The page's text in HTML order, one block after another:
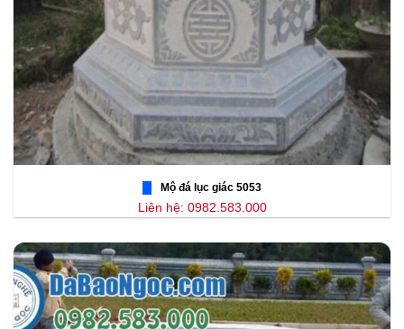
Mộ đá lục giác 5053
Liên hệ: 0982.583.000